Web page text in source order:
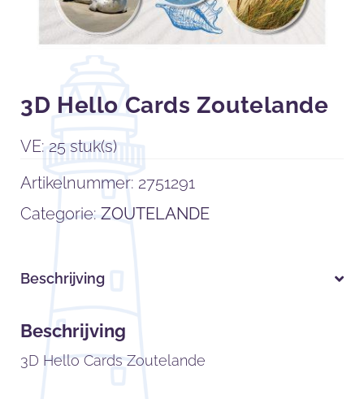
3D Hello Cards Zoutelande
VE: 25 stuk(s)
Artikelnummer: 2751291
Categorie:ZOUTELANDE
Beschrijving
Beschrijving
3D Hello Cards Zoutelande